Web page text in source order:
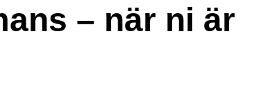
– när ni är